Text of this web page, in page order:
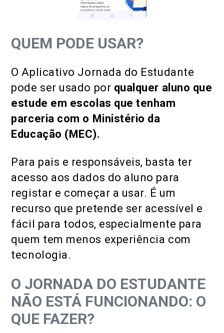
QUEM PODE USAR?
O Aplicativo Jornada do Estudante
pode ser usado por qualquer aluno que
estude em escolas que tenham
parceria com o Ministério da
Educação (MEC).
Para pais e responsáveis, basta ter
acesso aos dados do aluno para
registar e começar a usar. É um
recurso que pretende ser acessível e
fácil para todos, especialmente para
quem tem menos experiência com
tecnologia.
O JORNADA DO ESTUDANTE
NÃO ESTÁ FUNCIONANDO: O
QUE FAZER?